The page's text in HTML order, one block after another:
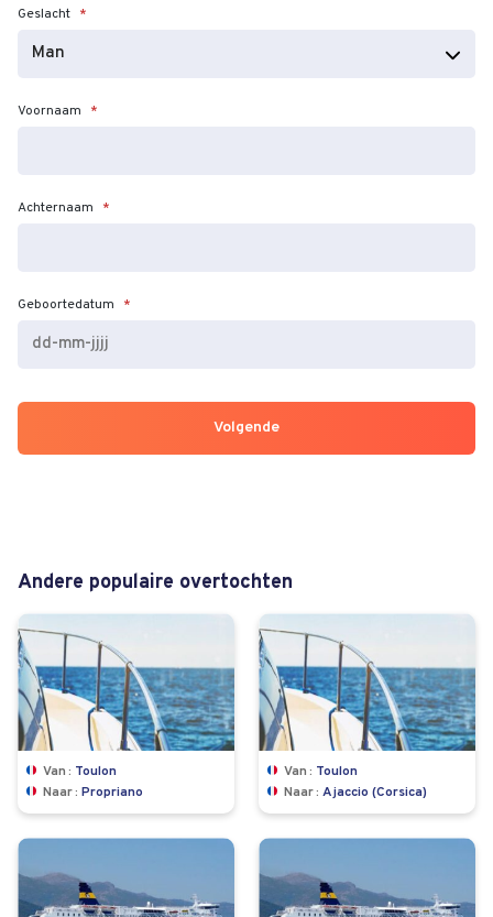
Geslacht *
Voornaam *
Achternaam *
Geboortedatum *
dash
dash
Andere populaire overtochten
Van
Toulon
Naar
Propriano
Van
Toulon
Naar
Ajaccio (Corsica)